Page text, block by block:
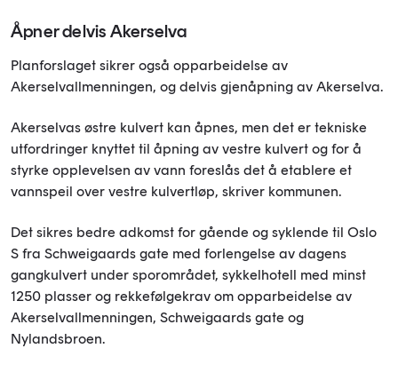
Åpner delvis Akerselva
Planforslaget sikrer også opparbeidelse av
Akerselvallmenningen, og delvis gjenåpning av Akerselva.
Akerselvas østre kulvert kan åpnes, men det er tekniske
utfordringer knyttet til åpning av vestre kulvert og for å
styrke opplevelsen av vann foreslås det å etablere et
vannspeil over vestre kulvertløp, skriver kommunen.
Det sikres bedre adkomst for gående og syklende til Oslo
S fra Schweigaards gate med forlengelse av dagens
gangkulvert under sporområdet, sykkelhotell med minst
1250 plasser og rekkefølgekrav om opparbeidelse av
Akerselvallmenningen, Schweigaards gate og
Nylandsbroen.